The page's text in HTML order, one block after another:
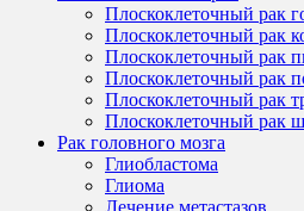
Плоскоклеточный рак
Плоскоклеточный рак
Плоскоклеточный рак
Плоскоклеточный рак
Плоскоклеточный рак
Плоскоклеточный рак
Рак головного мозга
Глиобластома
Глиома
Лечение метастазов